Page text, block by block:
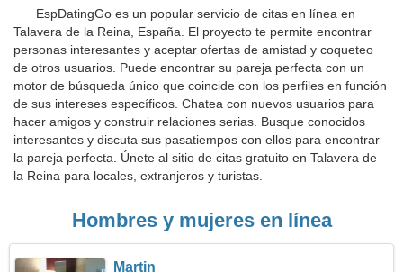
EspDatingGo es un popular servicio de citas en línea en
Talavera de la Reina, España. El proyecto te permite encontrar
personas interesantes y aceptar ofertas de amistad y coqueteo
de otros usuarios. Puede encontrar su pareja perfecta con un
motor de búsqueda único que coincide con los perfiles en función
de sus intereses específicos. Chatea con nuevos usuarios para
hacer amigos y construir relaciones serias. Busque conocidos
interesantes y discuta sus pasatiempos con ellos para encontrar
la pareja perfecta. Únete al sitio de citas gratuito en Talavera de
la Reina para locales, extranjeros y turistas.
Hombres y mujeres en línea
Martin